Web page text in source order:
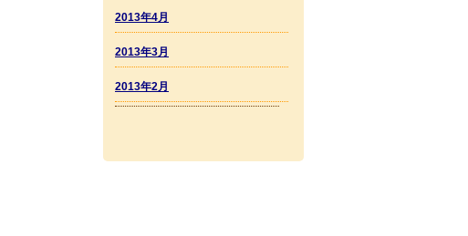
2013年4月
2013年3月
2013年2月